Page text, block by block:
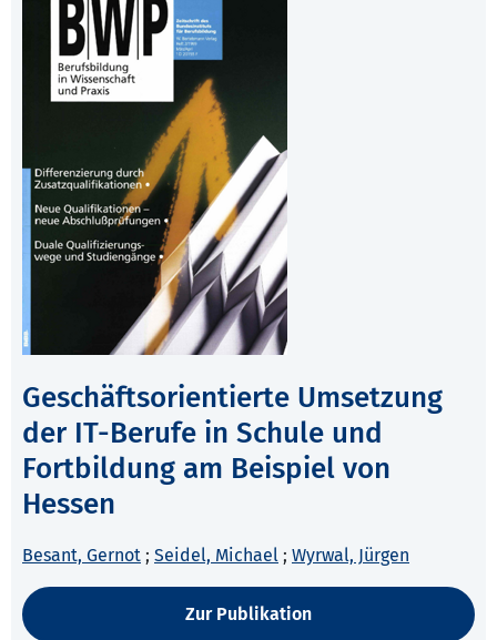
Geschäftsorientierte Umsetzung
der IT-Berufe in Schule und
Fortbildung am Beispiel von
Hessen
Besant, Gernot ; Seidel, Michael ; Wyrwal, Jürgen
Zur Publikation